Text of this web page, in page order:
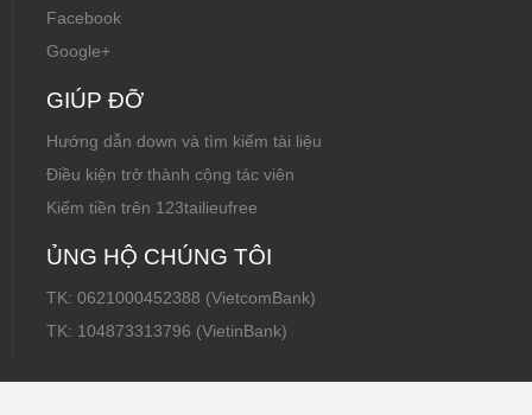
Facebook
Google+
GIÚP ĐỠ
Hướng dẫn down và tìm kiếm tài liệu
Điều kiện trở thành cộng tác viên
Kiếm tiền trên 123tailieufree
ỦNG HỘ CHÚNG TÔI
TK: 0621000452388 (VietcomBank)
TK: 104873313796 (VietinBank)